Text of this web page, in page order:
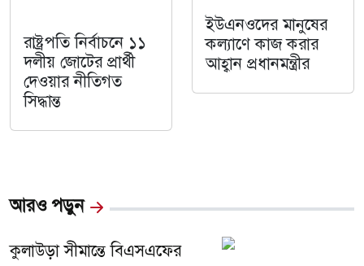
রাষ্ট্রপতি নির্বাচনে ১১
দলীয় জোটের প্রার্থী
দেওয়ার নীতিগত
সিদ্ধান্ত
ইউএনওদের মানুষের
কল্যাণে কাজ করার
আহ্বান প্রধানমন্ত্রীর
আরও পড়ুন
কুলাউড়া সীমান্তে বিএসএফের